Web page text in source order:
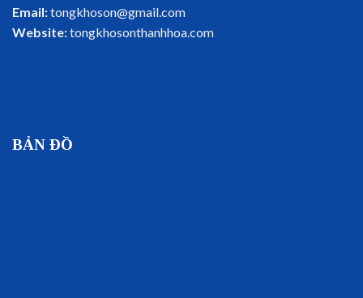
Email:tongkhoson@gmail.com
Website:tongkhosonthanhhoa.com
BẢN ĐỒ